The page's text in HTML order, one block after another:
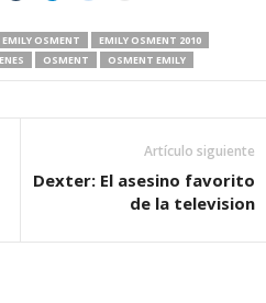
EMILY OSMENT
EMILY OSMENT 2010
OSMENT OSMENT EMILY
Artículo siguiente
Dexter: El asesino favorito
de la television